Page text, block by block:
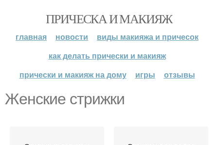
ПРИЧЕСКА И МАКИЯЖ
главная новости
виды макияжа и причесок
как делать прически и макияж
прически и макияж на дому
игры отзывы
Женские стрижки